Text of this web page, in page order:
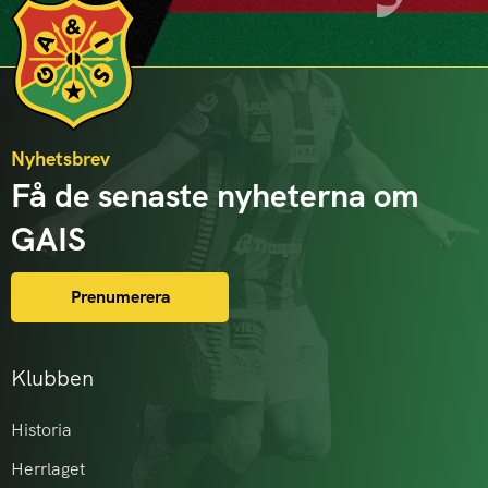
Klubben
Historia
Herrlaget
Nyhetsbrev
Få de senaste nyheterna om
GAIS
Prenumerera